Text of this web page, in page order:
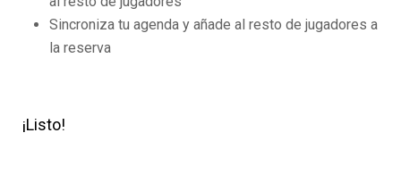
Sincroniza tu agenda y añade al resto de jugadores a
la reserva
¡Listo!